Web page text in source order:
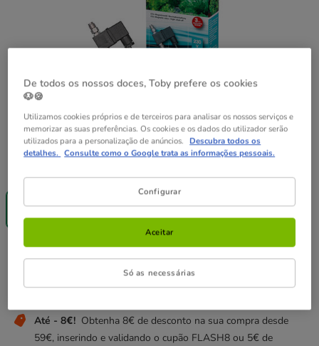
230 W
69.99€
Não perca esta promoção
Até - 8€! Obtenha 8€ de desconto na sua compra desde
59€, inserindo e validando o cupão FLASH8 ou 5€ de
69.99€
De todos os nossos doces, Toby prefere os cookies
🐶🍪
Utilizamos cookies próprios e de terceiros para analisar os nossos serviços e
memorizar as suas preferências. Os cookies e os dados do utilizador serão
utilizados para a personalização de anúncios. Descubra todos os
detalhes. Consulte como o Google trata as informações pessoais.
Configurar
Só as necessárias
Aceitar